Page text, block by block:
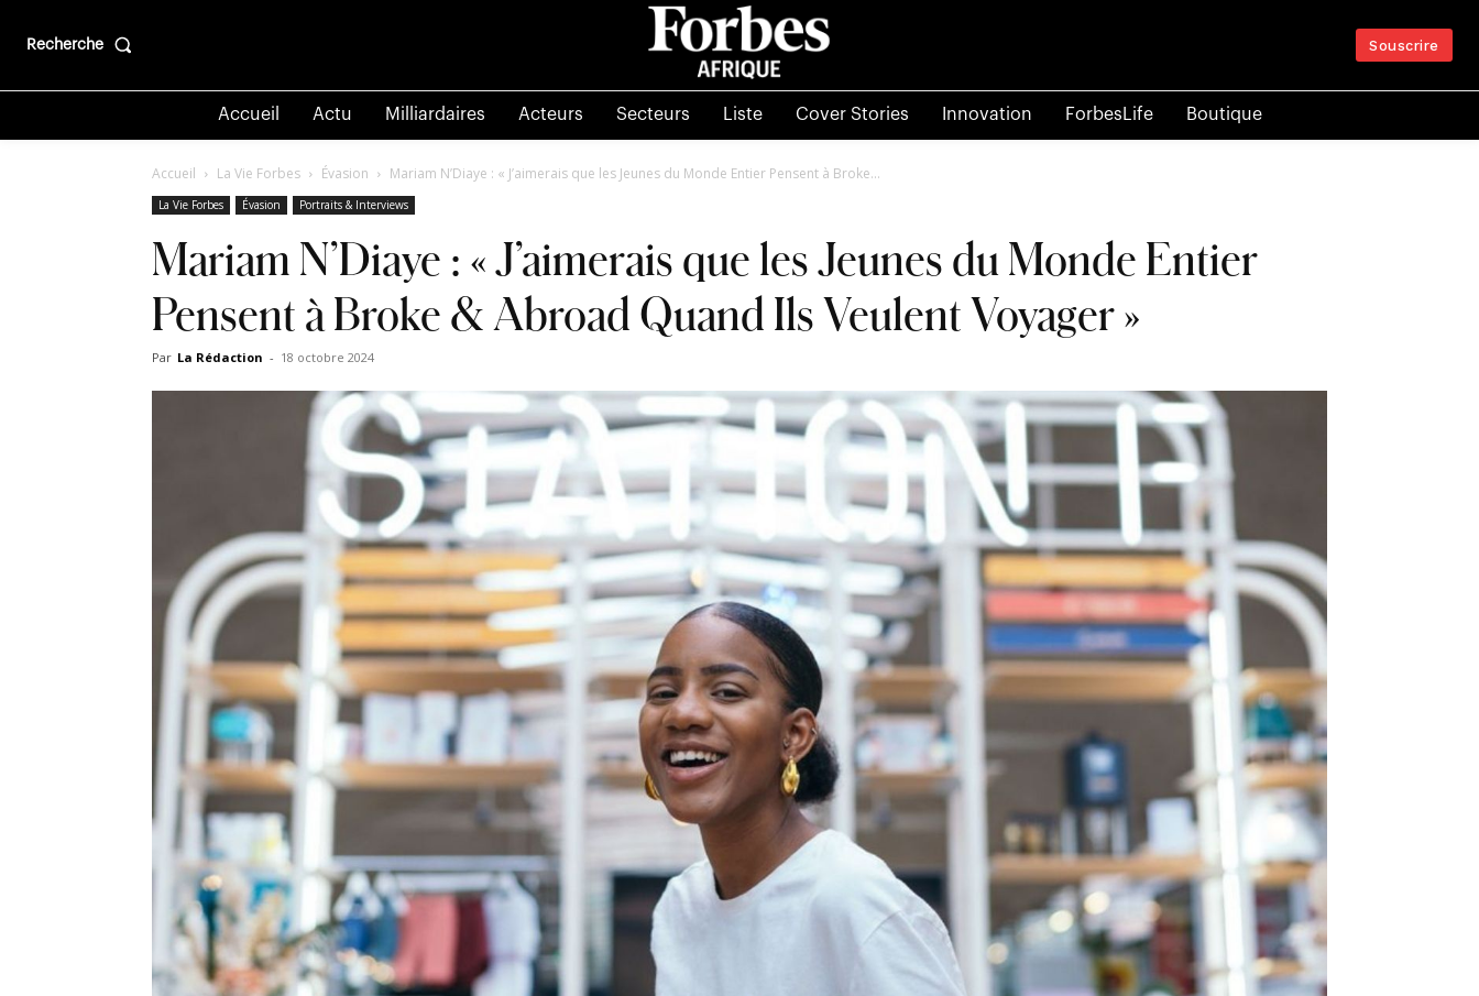
Recherche Souscrire
Accueil Actu Milliardaires Acteurs Secteurs Liste Cover Stories Innovation ForbesLife Boutique
Accueil La Vie Forbes Évasion Mariam N’Diaye : « J’aimerais que les Jeunes du Monde Entier Pensent à Broke...
La Vie Forbes Évasion Portraits & Interviews
Mariam N’Diaye : « J’aimerais que les Jeunes du Monde Entier
Pensent à Broke & Abroad Quand Ils Veulent Voyager »
Par La Rédaction - 18 octobre 2024